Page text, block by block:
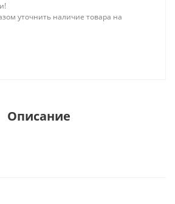
уточнить наличие товара на
Описание